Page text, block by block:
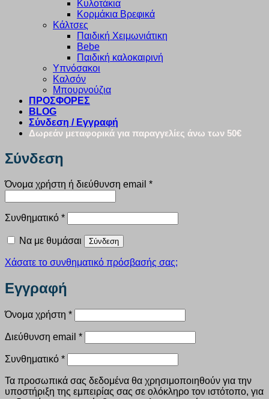
Κυλοτάκια
Κορμάκια Βρεφικά
Κάλτσες
Παιδική Χειμωνιάτικη
Bebe
Παιδική καλοκαιρινή
Υπνόσακοι
Καλσόν
Μπουρνούζια
ΠΡΟΣΦΟΡΕΣ
BLOG
Σύνδεση / Εγγραφή
Δωρεάν μεταφορικά για παραγγελίες άνω των 50€
Σύνδεση
Όνομα χρήστη ή διεύθυνση email *Απαιτείται
Συνθηματικό *Απαιτείται
Να με θυμάσαι Σύνδεση
Χάσατε το συνθηματικό πρόσβασής σας;
Εγγραφή
Όνομα χρήστη *Απαιτείται
Διεύθυνση email *Απαιτείται
Συνθηματικό *Απαιτείται
Τα προσωπικά σας δεδομένα θα χρησιμοποιηθούν για την
υποστήριξη της εμπειρίας σας σε ολόκληρο τον ιστότοπο, για